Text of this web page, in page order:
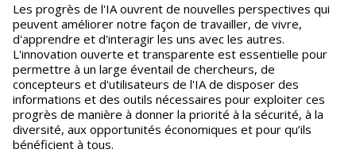
Les progrès de l'IA ouvrent de nouvelles perspectives qui
peuvent améliorer notre façon de travailler, de vivre,
d'apprendre et d'interagir les uns avec les autres.
L'innovation ouverte et transparente est essentielle pour
permettre à un large éventail de chercheurs, de
concepteurs et d'utilisateurs de l'IA de disposer des
informations et des outils nécessaires pour exploiter ces
progrès de manière à donner la priorité à la sécurité, à la
diversité, aux opportunités économiques et pour qu’ils
bénéficient à tous.